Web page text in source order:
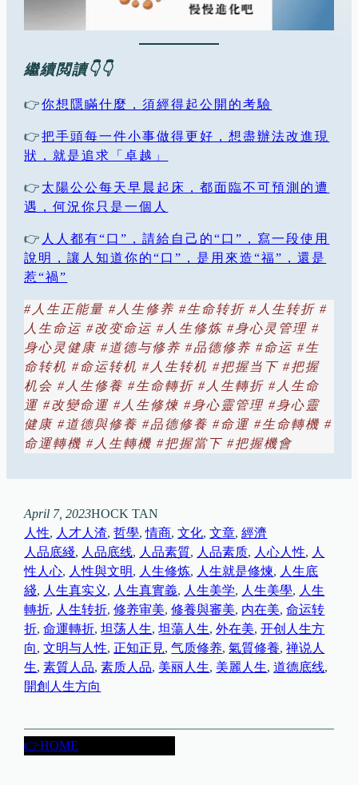
繼續閲讀👇👇
👉你想隱瞞什麼，須經得起公開的考驗
👉把手頭每一件小事做得更好，想盡辦法改進現
狀，就是追求「卓越」
👉 太陽公公每天早晨起床，都面臨不可預測的遭
遇，何況你只是一個人
👉 人人都有“口”，請給自己的“口”，寫一段使用
說明，讓人知道你的“口”，是用來造“福”，還是
惹“禍”
# 人生正能量 # 人生修养 #生命转折 # 人生转折 #
人生命运 #改变命运 # 人生修炼 #身心灵管理 #
身心灵健康#道德与修养 #品德修养 #命运 #生
命转机 #命运转机 # 人生转机 #把握当下#把握
机会 # 人生修養 #生命轉折 # 人生轉折 # 人生命
運 #改變命運 # 人生修煉 #身心靈管理 #身心靈
健康 #道德與修養 #品德修養 #命運 #生命轉機 #
命運轉機 # 人生轉機 #把握當下#把握機會
April 7, 2023HOCK TAN
人性, 人才人渣, 哲學, 情商, 文化, 文章, 經濟
人品底綫, 人品底线, 人品素質, 人品素质, 人心人性, 人
性人心, 人性與文明, 人生修炼, 人生就是修煉, 人生底
綫, 人生真实义 , 人生真實義, 人生美学, 人生美學, 人生
轉折, 人生转折, 修养审美, 修養與審美, 内在美, 命运转
折, 命運轉折, 坦荡人生, 坦蕩人生, 外在美, 开创人生方
向, 文明与人性, 正知正見, 气质修养, 氣質修養, 禅说人
生, 素質人品, 素质人品, 美丽人生, 美麗人生, 道德底线
開創人生方向
👉HOME